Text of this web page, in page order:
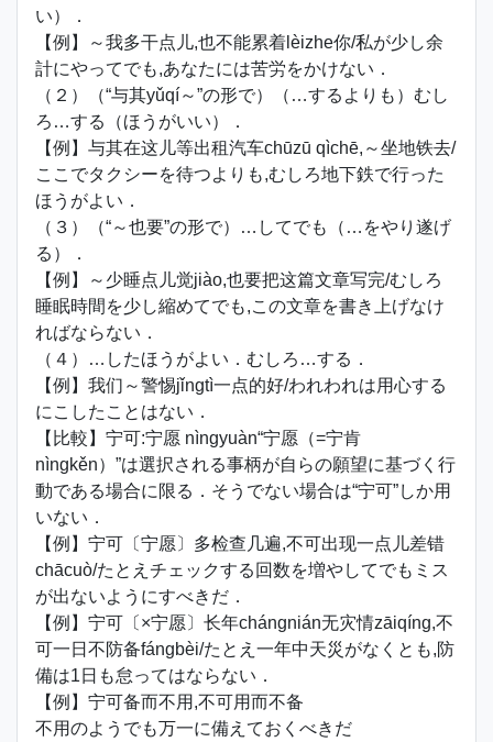
い）．
【例】～我多干点儿,也不能累着lèizhe你/私が少し余
計にやってでも,あなたには苦労をかけない．
（２）（“与其yǔqí～”の形で）（…するよりも）むし
ろ…する（ほうがいい）．
【例】与其在这儿等出租汽车chūzū qìchē,～坐地铁去/
ここでタクシーを待つよりも,むしろ地下鉄で行った
ほうがよい．
（３）（“～也要”の形で）…してでも（…をやり遂げ
る）．
【例】～少睡点儿觉jiào,也要把这篇文章写完/むしろ
睡眠時間を少し縮めてでも,この文章を書き上げなけ
ればならない．
（４）…したほうがよい．むしろ…する．
【例】我们～警惕jǐngtì一点的好/われわれは用心する
にこしたことはない．
【比較】宁可:宁愿 nìngyuàn“宁愿（=宁肯
nìngkěn）”は選択される事柄が自らの願望に基づく行
動である場合に限る．そうでない場合は“宁可”しか用
いない．
【例】宁可〔宁愿〕多检查几遍,不可出现一点儿差错
chācuò/たとえチェックする回数を増やしてでもミス
が出ないようにすべきだ．
【例】宁可〔×宁愿〕长年chángnián无灾情zāiqíng,不
可一日不防备fángbèi/たとえ一年中天災がなくとも,防
備は1日も怠ってはならない．
【例】宁可备而不用,不可用而不备
不用のようでも万一に備えておくべきだ